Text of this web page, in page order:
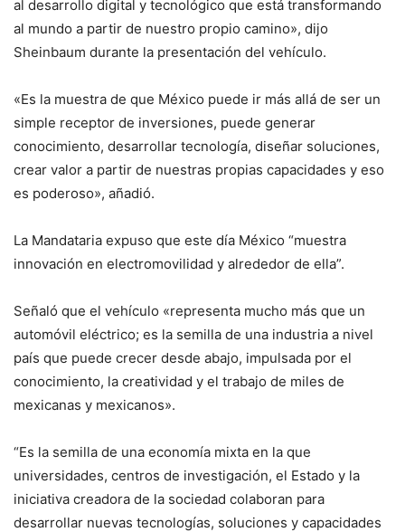
al desarrollo digital y tecnológico que está transformando
al mundo a partir de nuestro propio camino», dijo
Sheinbaum durante la presentación del vehículo.
«Es la muestra de que México puede ir más allá de ser un
simple receptor de inversiones, puede generar
conocimiento, desarrollar tecnología, diseñar soluciones,
crear valor a partir de nuestras propias capacidades y eso
es poderoso», añadió.
La Mandataria expuso que este día México “muestra
innovación en electromovilidad y alrededor de ella”.
Señaló que el vehículo «representa mucho más que un
automóvil eléctrico; es la semilla de una industria a nivel
país que puede crecer desde abajo, impulsada por el
conocimiento, la creatividad y el trabajo de miles de
mexicanas y mexicanos».
“Es la semilla de una economía mixta en la que
universidades, centros de investigación, el Estado y la
iniciativa creadora de la sociedad colaboran para
desarrollar nuevas tecnologías, soluciones y capacidades